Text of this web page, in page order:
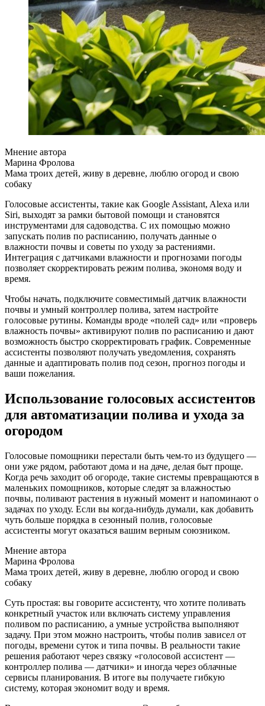
Мнение автора
Марина Фролова
Мама троих детей, живу в деревне, люблю огород и свою
собаку
Голосовые ассистенты, такие как Google Assistant, Alexa или
Siri, выходят за рамки бытовой помощи и становятся
инструментами для садоводства. С их помощью можно
запускать полив по расписанию, получать данные о
влажности почвы и советы по уходу за растениями.
Интеграция с датчиками влажности и прогнозами погоды
позволяет скорректировать режим полива, экономя воду и
время.
Чтобы начать, подключите совместимый датчик влажности
почвы и умный контроллер полива, затем настройте
голосовые рутины. Команды вроде «полей сад» или «проверь
влажность почвы» активируют полив по расписанию и дают
возможность быстро скорректировать график. Современные
ассистенты позволяют получать уведомления, сохранять
данные и адаптировать полив под сезон, прогноз погоды и
ваши пожелания.
Использование голосовых ассистентов
для автоматизации полива и ухода за
огородом
Голосовые помощники перестали быть чем-то из будущего —
они уже рядом, работают дома и на даче, делая быт проще.
Когда речь заходит об огороде, такие системы превращаются в
маленьких помощников, которые следят за влажностью
почвы, поливают растения в нужный момент и напоминают о
задачах по уходу. Если вы когда-нибудь думали, как добавить
чуть больше порядка в сезонный полив, голосовые
ассистенты могут оказаться вашим верным союзником.
Мнение автора
Марина Фролова
Мама троих детей, живу в деревне, люблю огород и свою
собаку
Суть простая: вы говорите ассистенту, что хотите поливать
конкретный участок или включать систему управления
поливом по расписанию, а умные устройства выполняют
задачу. При этом можно настроить, чтобы полив зависел от
погоды, времени суток и типа почвы. В реальности такие
решения работают через связку «голосовой ассистент —
контроллер полива — датчики» и иногда через облачные
сервисы планирования. В итоге вы получаете гибкую
систему, которая экономит воду и время.